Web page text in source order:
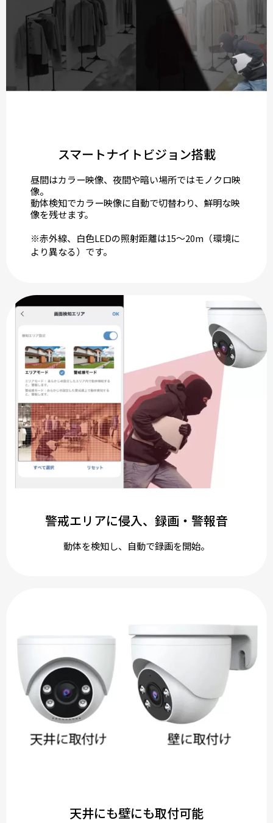
スマートナイトビジョン搭載
昼間はカラー映像、夜間や暗い場所ではモノクロ映
像。
動体検知でカラー映像に自動で切替わり、鮮明な映
像を残せます。
※赤外線、白色LEDの照射距離は15～20m（環境に
より異なる）です。
警戒エリアに侵入、録画・警報音
動体を検知し、自動で録画を開始。
天井にも壁にも取付可能